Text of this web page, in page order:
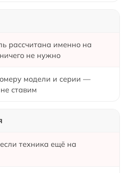
рассчитана именно на
не нужно
модели и серии —
ставим
техника ещё на